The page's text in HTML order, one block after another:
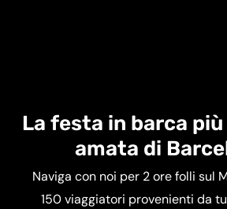
La festa in barca
amata di
Naviga con noi per 2 ore folli sul
150 viaggiatori provenienti da